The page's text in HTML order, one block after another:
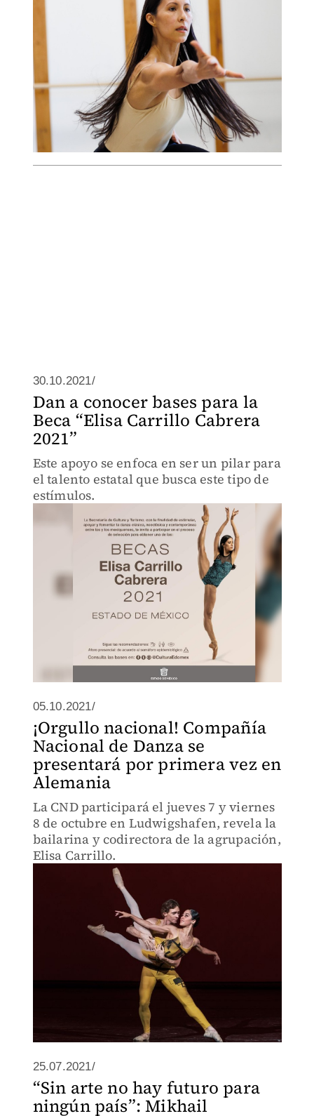
30.10.2021/
Dan a conocer bases para la
Beca “Elisa Carrillo Cabrera
2021”
Este apoyo se enfoca en ser un pilar para
el talento estatal que busca este tipo de
estímulos.
05.10.2021/
¡Orgullo nacional! Compañía
Nacional de Danza se
presentará por primera vez en
Alemania
La CND participará el jueves 7 y viernes
8 de octubre en Ludwigshafen, revela la
bailarina y codirectora de la agrupación,
Elisa Carrillo.
25.07.2021/
“Sin arte no hay futuro para
ningún país”: Mikhail